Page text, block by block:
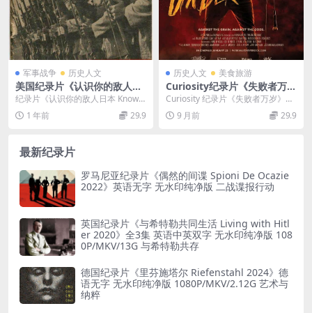
军事战争 历史人文
美国纪录片《认识你的敌人日
本 Know Your Enemy – Jap
an 1945》英语中字 720P/MP
4/611M 纪录片下载
纪录片《认识你的敌人日本 Know Y
our Enemy – Jap...
1 年前 29.9
历史人文 美食旅游
Curiosity纪录片《失败者万岁
Viva the Underdogs 2020》
英语中英双字 无水印纯净版 1
080P/MKV/4.31G 失败的乐队
Curiosity 纪录片《失败者万岁》
（Viva the Underdogs ...
9 月前 29.9
最新纪录片
罗马尼亚纪录片《偶然的间谍 Spioni De Ocazie
2022》英语无字 无水印纯净版 二战谍报行动
英国纪录片《与希特勒共同生活 Living with Hitl
er 2020》全3集 英语中英双字 无水印纯净版 108
0P/MKV/13G 与希特勒共存
德国纪录片《里芬施塔尔 Riefenstahl 2024》德
语无字 无水印纯净版 1080P/MKV/2.12G 艺术与
纳粹